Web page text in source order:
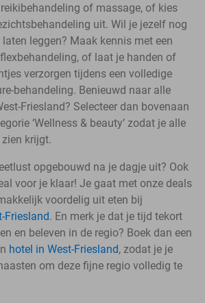
of massage, of kies
uit. Wil je jezelf nog
leggen? Maak kennis met een
of laat je handen of
verzorgen tijdens een volledige
behandeling. Benieuwd naar alle
Friesland? Selecteer dan bovenaan
‘Wellness & beauty’ zodat je alle
krijgt.
opgebouwd na je dagje uit? Ook
voor je klaar! Je gaat met onze deals
voordelig uit eten bij
Friesland. En merk je dat je tijd tekort
en beleven in de regio? Boek dan een
hotel in West-Friesland, zodat je je
om deze fijne regio volledig te